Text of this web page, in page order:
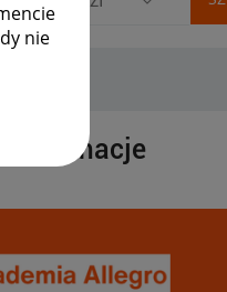
nie
informacje